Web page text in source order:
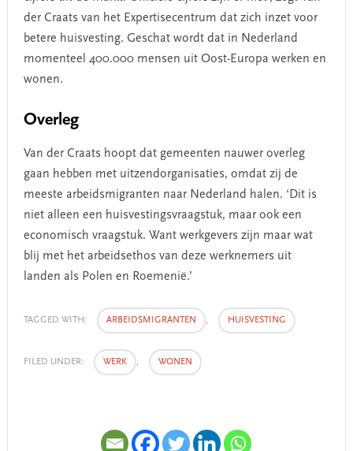
der Craats van het Expertisecentrum dat zich inzet voor
betere huisvesting. Geschat wordt dat in Nederland
momenteel 400.000 mensen uit Oost-Europa werken en
wonen.
Overleg
Van der Craats hoopt dat gemeenten nauwer overleg
gaan hebben met uitzendorganisaties, omdat zij de
meeste arbeidsmigranten naar Nederland halen. ‘Dit is
niet alleen een huisvestingsvraagstuk, maar ook een
economisch vraagstuk. Want werkgevers zijn maar wat
blij met het arbeidsethos van deze werknemers uit
landen als Polen en Roemenië.’
TAGGED WITH: ARBEIDSMIGRANTEN , HUISVESTING
FILED UNDER: WERK , WONEN